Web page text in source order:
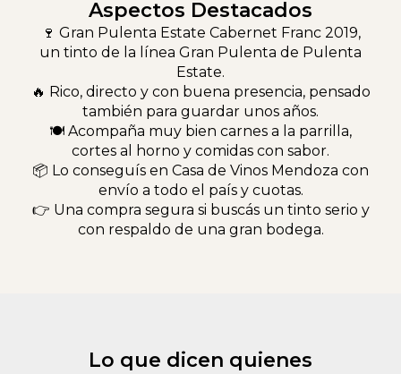
Aspectos Destacados
🍷 Gran Pulenta Estate Cabernet Franc 2019,
un tinto de la línea Gran Pulenta de Pulenta
Estate.
🔥 Rico, directo y con buena presencia, pensado
también para guardar unos años.
🍽 Acompaña muy bien carnes a la parrilla,
cortes al horno y comidas con sabor.
📦 Lo conseguís en Casa de Vinos Mendoza con
envío a todo el país y cuotas.
👉 Una compra segura si buscás un tinto serio y
con respaldo de una gran bodega.
Lo que dicen quienes